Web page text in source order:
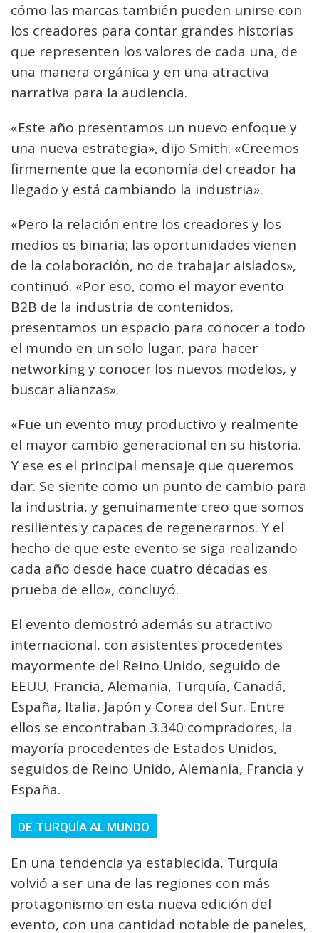
cómo las marcas también pueden unirse con
los creadores para contar grandes historias
que representen los valores de cada una, de
una manera orgánica y en una atractiva
narrativa para la audiencia.
«Este año presentamos un nuevo enfoque y
una nueva estrategia», dijo Smith. «Creemos
firmemente que la economía del creador ha
llegado y está cambiando la industria».
«Pero la relación entre los creadores y los
medios es binaria; las oportunidades vienen
de la colaboración, no de trabajar aislados»,
continuó. «Por eso, como el mayor evento
B2B de la industria de contenidos,
presentamos un espacio para conocer a todo
el mundo en un solo lugar, para hacer
networking y conocer los nuevos modelos, y
buscar alianzas».
«Fue un evento muy productivo y realmente
el mayor cambio generacional en su historia.
Y ese es el principal mensaje que queremos
dar. Se siente como un punto de cambio para
la industria, y genuinamente creo que somos
resilientes y capaces de regenerarnos. Y el
hecho de que este evento se siga realizando
cada año desde hace cuatro décadas es
prueba de ello», concluyó.
El evento demostró además su atractivo
internacional, con asistentes procedentes
mayormente del Reino Unido, seguido de
EEUU, Francia, Alemania, Turquía, Canadá,
España, Italia, Japón y Corea del Sur. Entre
ellos se encontraban 3.340 compradores, la
mayoría procedentes de Estados Unidos,
seguidos de Reino Unido, Alemania, Francia y
España.
DE TURQUÍA AL MUNDO
En una tendencia ya establecida, Turquía
volvió a ser una de las regiones con más
protagonismo en esta nueva edición del
evento, con una cantidad notable de paneles,